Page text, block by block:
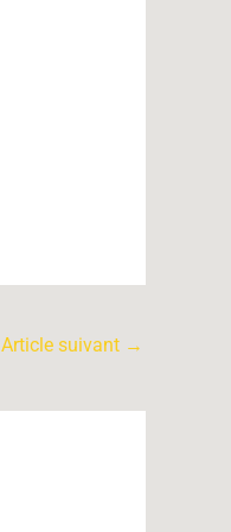
Article suivant →